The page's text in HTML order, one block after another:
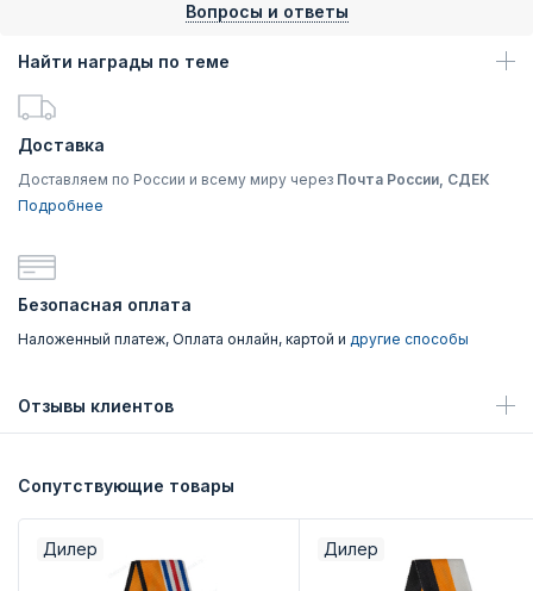
Вопросы и ответы
Найти награды по теме
Доставка
Доставляем по России и всему миру через Почта России, СДЕК
Подробнее
Безопасная оплата
Наложенный платеж, Оплата онлайн, картой и другие способы
Отзывы клиентов
Сопутствующие товары
Дилер Дилер